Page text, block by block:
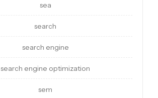
sea
search
search engine
search engine optimization
sem